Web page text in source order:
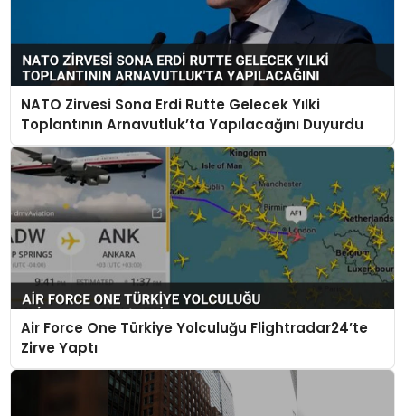
NATO Zirvesi Sona Erdi Rutte Gelecek Yılki
Toplantının Arnavutluk’ta Yapılacağını Duyurdu
Air Force One Türkiye Yolculuğu Flightradar24’te
Zirve Yaptı